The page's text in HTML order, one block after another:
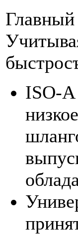
Главный
ISO-A